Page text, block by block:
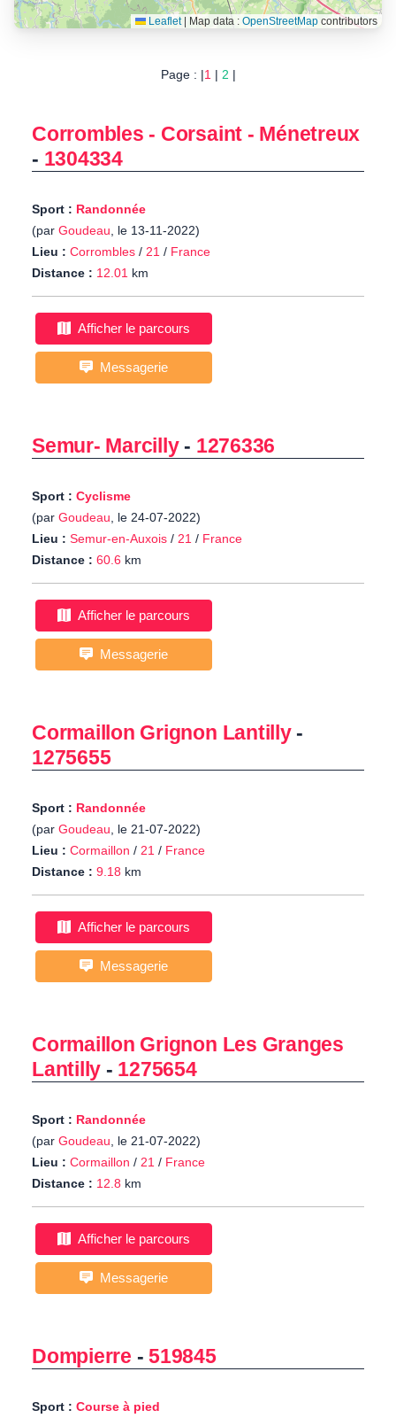
Leaflet Map data : OpenStreetMapcontributors
Page : |1| 2 |
Corrombles - Corsaint - Ménetreux
- 1304334
Sport : Randonnée
(par Goudeau, le 13-11-2022)
Lieu : Corrombles / 21 / France
Distance : 12.01 km
Afficher le parcours
Messagerie
Semur- Marcilly- 1276336
Sport : Cyclisme
(par Goudeau, le 24-07-2022)
Lieu : Semur-en-Auxois / 21 / France
Distance : 60.6 km
Afficher le parcours
Messagerie
Cormaillon Grignon Lantilly-
1275655
Sport : Randonnée
(par Goudeau, le 21-07-2022)
Lieu : Cormaillon / 21 / France
Distance : 9.18 km
Afficher le parcours
Messagerie
Cormaillon Grignon Les Granges
Lantilly - 1275654
Sport : Randonnée
(par Goudeau, le 21-07-2022)
Lieu : Cormaillon / 21 / France
Distance : 12.8 km
Afficher le parcours
Messagerie
Dompierre -519845
Sport : Course à pied